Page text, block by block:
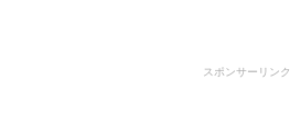
スポンサーリンク